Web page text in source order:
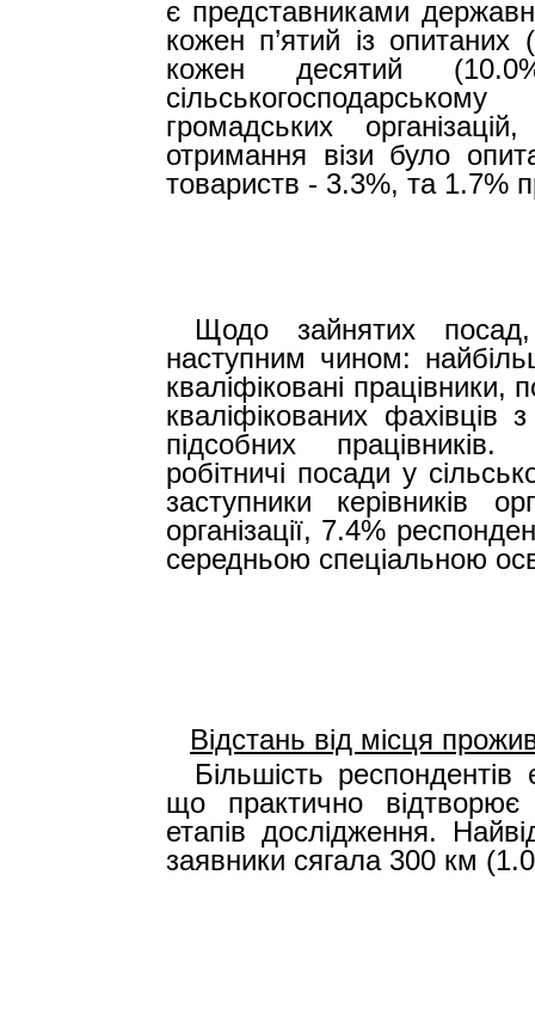
є представниками
кожен п’ятий із
кожен десятий
громадських
отримання візи було
товариств - 3.3%, та 1.7%
Щодо зайнятих
наступним чином:
кваліфіковані
кваліфікованих
підсобних
робітничі посади у
заступники керівників
організації, 7.4%
середньою спеціальною
Відстань від місця
Більшість
що практично
етапів дослідження.
заявники сягала 300 км